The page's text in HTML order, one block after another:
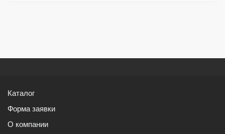
Каталог
Форма заявки
О компании